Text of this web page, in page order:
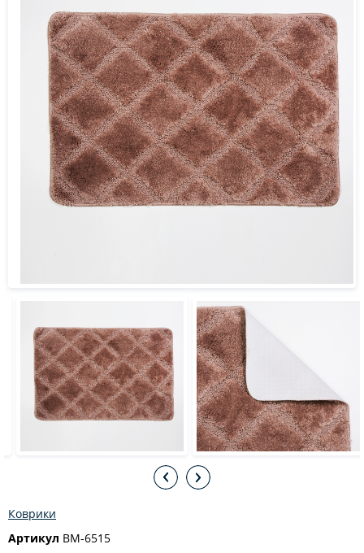
Коврики
Артикул BM-6515